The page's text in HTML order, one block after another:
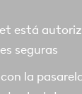
está
seguras
la